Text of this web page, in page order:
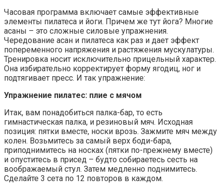
Часовая программа включает самые эффективные
элементы пилатеса и йоги. Причем же тут йога? Многие
асаны – это сложные силовые упражнения.
Чередование асан и пилатеса как раз и дает эффект
попеременного напряжения и растяжения мускулатуры.
Тренировка носит исключительно прицельный характер.
Она избирательно корректирует форму ягодиц, ног и
подтягивает пресс. И так упражнение:
Упражнение пилатес: плие с мячом
Итак, вам понадобиться палка-бар, то есть
гимнастическая палка, и резиновый мяч. Исходная
позиция: пятки вместе, носки врозь. Зажмите мяч между
колен. Возьмитесь за самый верх боди-бара,
приподнимитесь на носках (пятки по-прежнему вместе)
и опуститесь в присед – будто собираетесь сесть на
воображаемый стул. Затем медленно поднимитесь.
Сделайте 3 сета по 12 повторов в каждом.